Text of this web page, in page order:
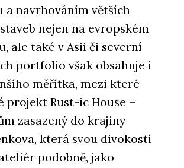
a navrhováním větších
nejen na evropském
ale také v Asii či severní
portfolio však obsahuje i
měřítka, mezi které
projekt Rust-ic House –
zasazený do krajiny
která svou divokostí
podobně, jako